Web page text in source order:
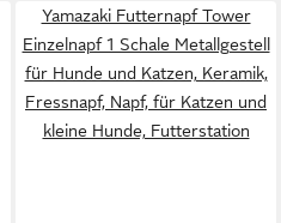
Yamazaki Futternapf Tower
Einzelnapf 1 Schale Metallgestell
für Hunde und Katzen, Keramik,
Fressnapf, Napf, für Katzen und
kleine Hunde, Futterstation